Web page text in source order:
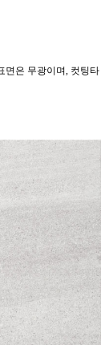
면은 무광이며, 컷팅타